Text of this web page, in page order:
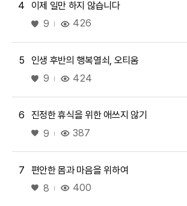
4
이제 일만 하지 않습니다
좋아요
9 426
5
인생 후반의 행복열쇠, 오티움
좋아요
9 424
6
진정한 휴식을 위한 애쓰지 않기
좋아요
9 387
7
편안한 몸과 마음을 위하여
좋아요
8 400